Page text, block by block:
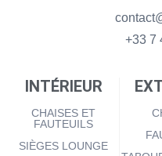
+33 7
INTÉRIEUR
CHAISES ET
FAUTEUILS
SIÈGES LOUNGE